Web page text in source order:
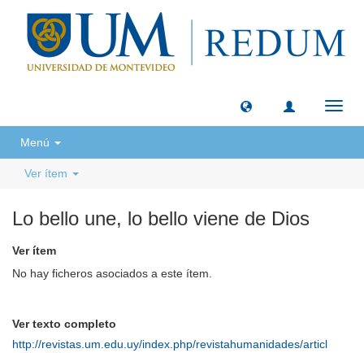
Menú
Ver ítem
Lo bello une, lo bello viene de Dios
Ver ítem
No hay ficheros asociados a este ítem.
Ver texto completo
http://revistas.um.edu.uy/index.php/revistahumanidades/articl